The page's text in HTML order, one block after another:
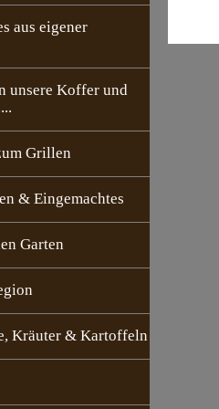
aus eigener
unsere Koffer und
Grillen
& Eingemachtes
Garten
Kräuter & Kartoffeln